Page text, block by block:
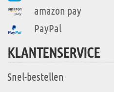
amazon pay
PayPal
KLANTENSERVICE
Snel-bestellen